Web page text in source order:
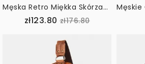
Męska Retro Miękka Skórzana Torba Z Wieloma Kieszeniami Wielofunkcyjna Torba O Dużej Pojemności Pojedyncza Torba Na Ramię
zł123.80 zł176.80